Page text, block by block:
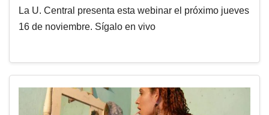
La U. Central presenta esta webinar el próximo jueves
16 de noviembre. Sígalo en vivo